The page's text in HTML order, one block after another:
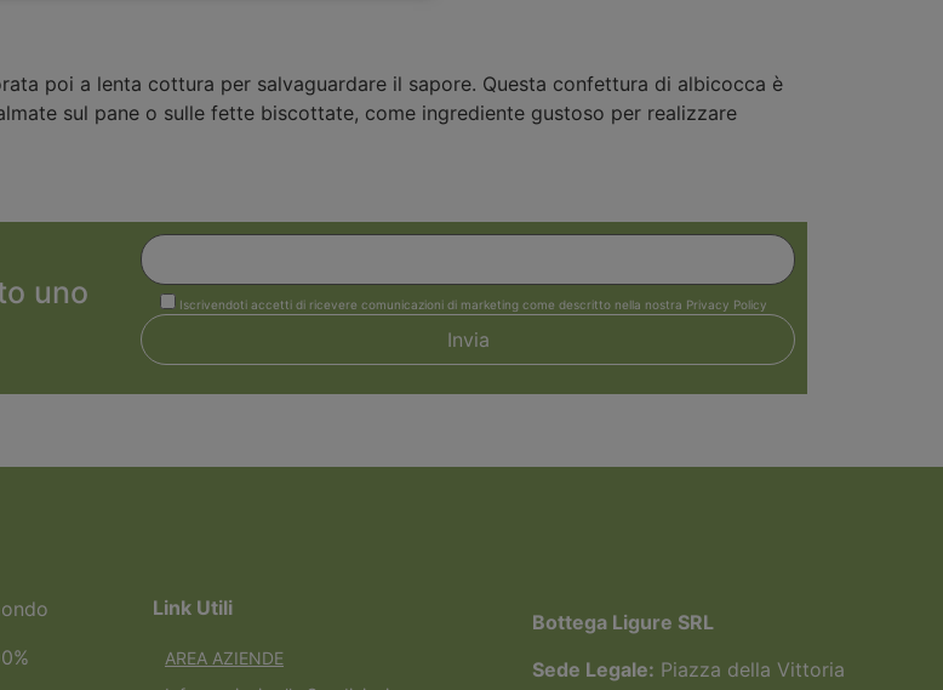
poi a lenta cottura per salvaguardare il sapore. Questa confettura di albicocca è
sul pane o sulle fette biscottate, come ingrediente gustoso per realizzare
uno
Iscrivendoti accetti di ricevere comunicazioni di marketing come descritto nella nostra Privacy Policy
Link Utili
AREA AZIENDE
Bottega Ligure SRL
Sede Legale: Piazza della Vittoria